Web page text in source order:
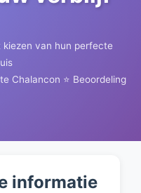
van hun perfecte
Chalancon ⭐ Beoordeling
informatie